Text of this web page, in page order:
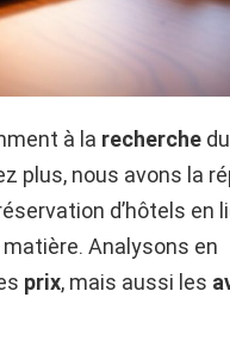
à la recherche du
plus, nous avons la
d’hôtels en
Analysons en
prix, mais aussi les